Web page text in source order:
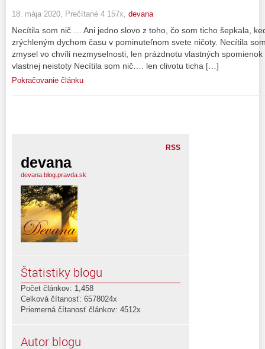
18. mája 2020, Prečítané 4 157x, devana
Necítila som nič … Ani jedno slovo z toho, čo som ticho šepkala,
zrýchleným dychom času v pominuteľnom svete ničoty. Necítila
zmysel vo chvíli nezmyselnosti, len prázdnotu vlastných
vlastnej neistoty Necítila som nič…. len clivotu ticha […]
Pokračovanie článku
RSS
devana
devana.blog.pravda.sk
Štatistiky blogu
Počet článkov: 1,458
Celková čítanosť: 6578024x
Priemerná čítanosť článkov: 4512x
Autor blogu